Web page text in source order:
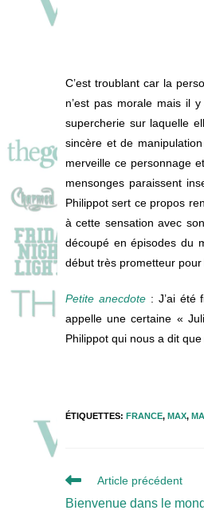
C’est troublant car la
n’est pas morale mais il
supercherie sur laquelle
sincère et de
merveille ce personnage
mensonges paraissent
Philippot sert ce propos
à cette sensation avec
découpé en épisodes du
début très prometteur
Petite anecdote: J’ai été
appelle une certaine «
Philippot qui nous a dit
ÉTIQUETTES: FRANCE, MAX,
Read
articles
Article précédent
Bienvenue dans le